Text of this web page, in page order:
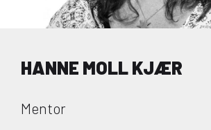
HANNE MOLL KJÆR
Mentor